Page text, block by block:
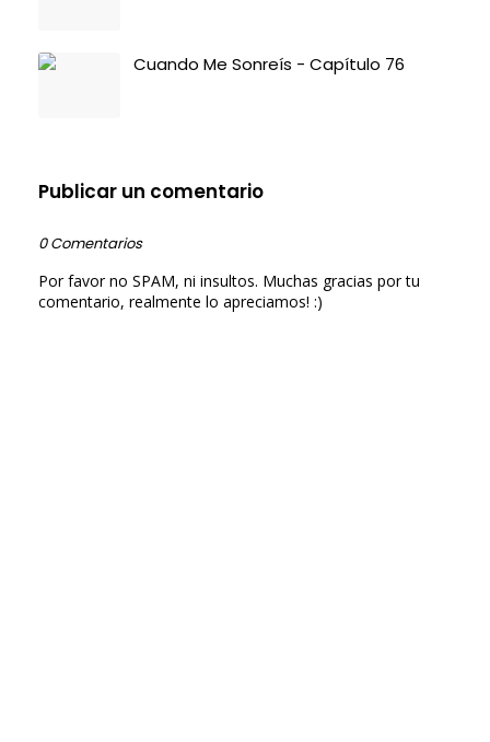
Cuando Me Sonreís - Capítulo 76
Publicar un comentario
0 Comentarios
Por favor no SPAM, ni insultos. Muchas gracias por tu
comentario, realmente lo apreciamos! :)